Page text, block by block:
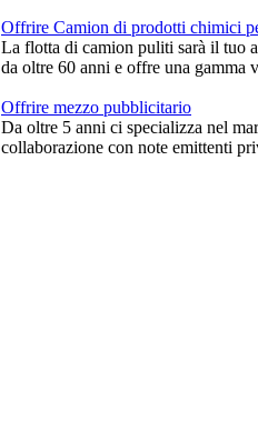
Offrire Camion di prodotti chimici
La flotta di camion puliti sarà il tuo
da oltre 60 anni e offre una gamma
Offrire mezzo pubblicitario
Da oltre 5 anni ci specializza nel
collaborazione con note emittenti